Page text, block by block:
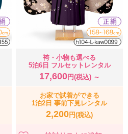
袴・小物も選べる
5泊6日 フルセットレンタル
17,600円(税込) ～
お家で試着ができる
1泊2日 事前下見レンタル
2,200円(税込)